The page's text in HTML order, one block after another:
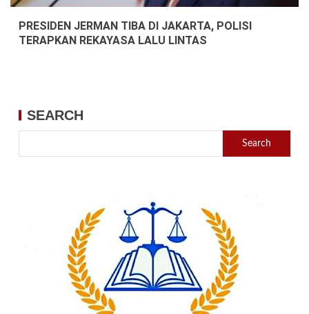
PRESIDEN JERMAN TIBA DI JAKARTA, POLISI
TERAPKAN REKAYASA LALU LINTAS
SEARCH
Search